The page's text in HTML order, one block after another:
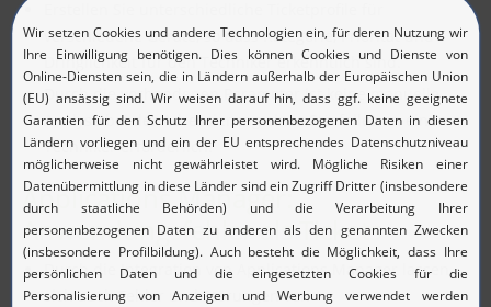
verschiedene Geräte, so dass Kategorie, Priorität und
Dringlichkeit für den Techniker erkenntlich sind.
Durch die vorhandenen Parameter ist keine manuelle
Analyse bei der Adressierung eines Störfalles an einen
Techniker erforderlich.
Applications Manager:
Anwendungsfehler als Tickets
Durch die Integration von Applications Manager lassen
sich auch Fehler und Störungen von